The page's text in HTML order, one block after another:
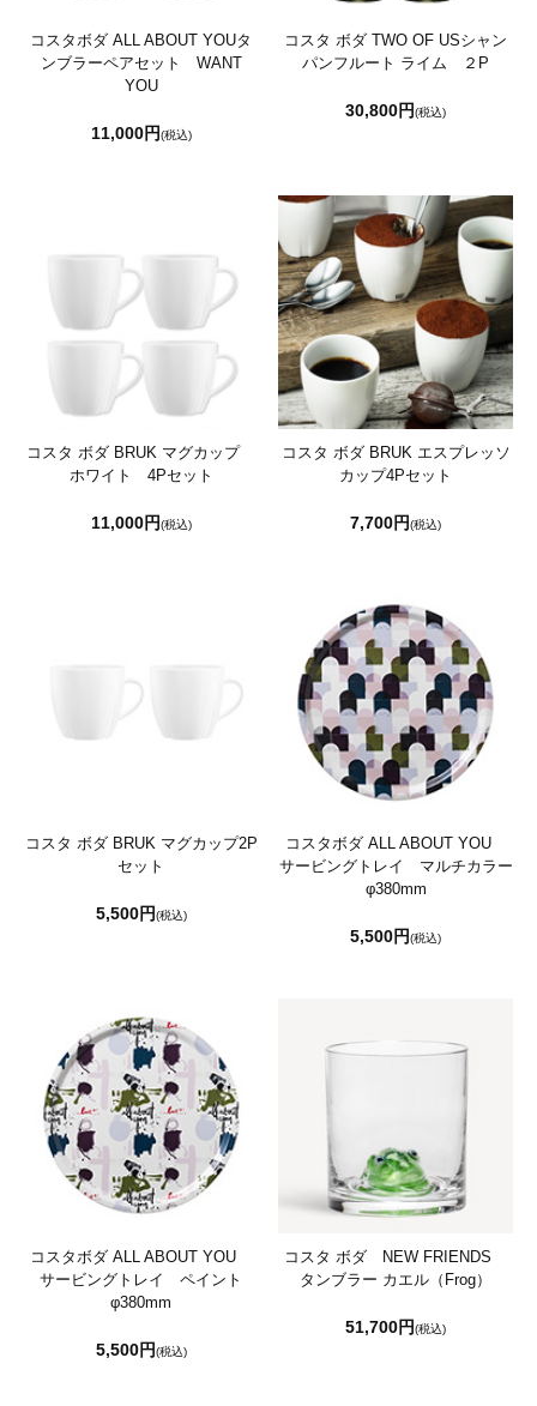
コスタボダ ALL ABOUT YOUタ
ンブラーペアセット WANT
YOU
11,000円(税込)
コスタ ボダ TWO OF USシャン
パンフルート ライム ２P
30,800円(税込)
コスタ ボダ BRUK マグカップ
ホワイト 4Pセット
11,000円(税込)
コスタ ボダ BRUK エスプレッソ
カップ4Pセット
7,700円(税込)
コスタ ボダ BRUK マグカップ2P
セット
5,500円(税込)
コスタボダ ALL ABOUT YOU
サービングトレイ マルチカラー
φ380mm
5,500円(税込)
コスタボダ ALL ABOUT YOU
サービングトレイ ペイント
φ380mm
5,500円(税込)
コスタ ボダ NEW FRIENDS
タンブラー カエル（Frog）
51,700円(税込)